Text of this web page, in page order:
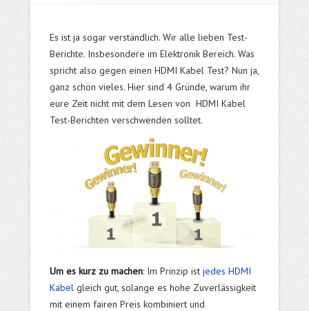
Es ist ja sogar verständlich. Wir alle lieben Test-
Berichte. Insbesondere im Elektronik Bereich. Was
spricht also gegen einen HDMI Kabel Test? Nun ja,
ganz schön vieles. Hier sind 4 Gründe, warum ihr
eure Zeit nicht mit dem Lesen von HDMI Kabel
Test-Berichten verschwenden solltet.
Um es kurz zu machen: Im Prinzip ist jedes HDMI
Kabel gleich gut, solange es hohe Zuverlässigkeit
mit einem fairen Preis kombiniert und